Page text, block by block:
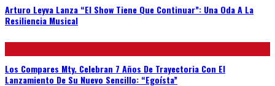
Arturo Leyva Lanza “El Show Tiene Que Continuar”: Una Oda A La
Resiliencia Musical
Los Compares Mty. Celebran 7 Años De Trayectoria Con El
Lanzamiento De Su Nuevo Sencillo: “Egoísta”